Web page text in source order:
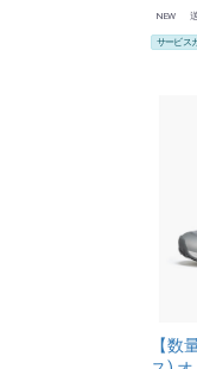
NEW
サービス
【数